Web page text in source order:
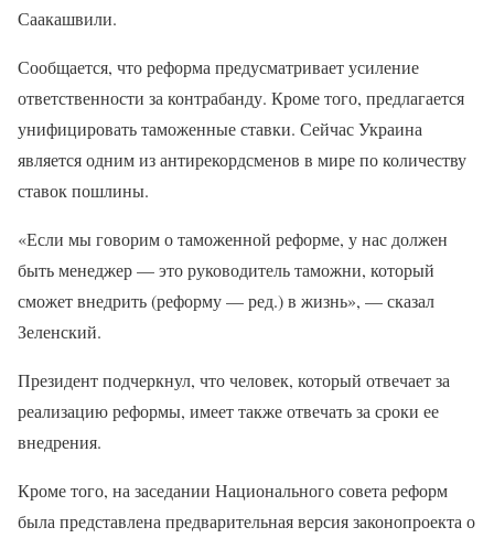
Саакашвили.
Сообщается, что реформа предусматривает усиление
ответственности за контрабанду. Кроме того, предлагается
унифицировать таможенные ставки. Сейчас Украина
является одним из антирекордсменов в мире по количеству
ставок пошлины.
«Если мы говорим о таможенной реформе, у нас должен
быть менеджер — это руководитель таможни, который
сможет внедрить (реформу — ред.) в жизнь», — сказал
Зеленский.
Президент подчеркнул, что человек, который отвечает за
реализацию реформы, имеет также отвечать за сроки ее
внедрения.
Кроме того, на заседании Национального совета реформ
была представлена предварительная версия законопроекта о